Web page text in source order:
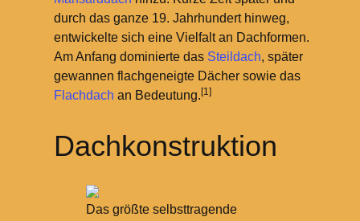
durch das ganze 19. Jahrhundert hinweg,
entwickelte sich eine Vielfalt an Dachformen.
Am Anfang dominierte das Steildach, später
gewannen flachgeneigte Dächer sowie das
Flachdach an Bedeutung. [1]
Dachkonstruktion
Das größte selbsttragende